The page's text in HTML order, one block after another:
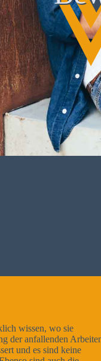
Freundliche Mitarbeiter,
sauber, Kann ich nur